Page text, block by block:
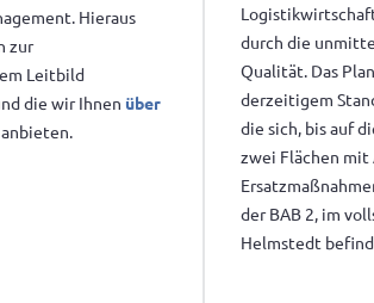
Hieraus
zur
Leitbild
die wir Ihnen über
durch die
Qualität. Das
derzeitigem
die sich, bis auf
zwei Flächen mit
der BAB 2, im
Helmstedt